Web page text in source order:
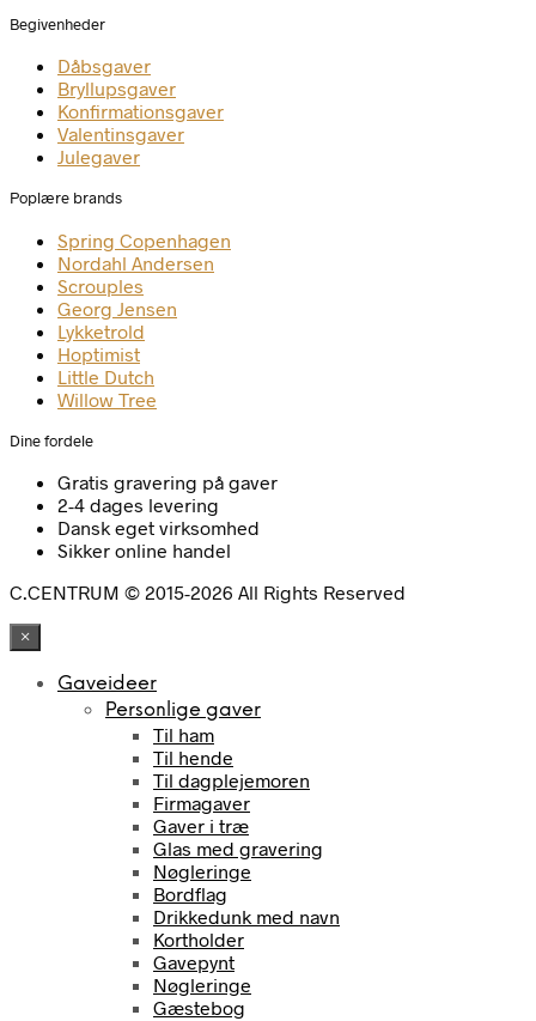
Begivenheder
Dåbsgaver
Bryllupsgaver
Konfirmationsgaver
Valentinsgaver
Julegaver
Poplære brands
Spring Copenhagen
Nordahl Andersen
Scrouples
Georg Jensen
Lykketrold
Hoptimist
Little Dutch
Willow Tree
Dine fordele
Gratis gravering på gaver
2-4 dages levering
Dansk eget virksomhed
Sikker online handel
C.CENTRUM © 2015-2026 All Rights Reserved
×
Gaveideer
Personlige gaver
Til ham
Til hende
Til dagplejemoren
Firmagaver
Gaver i træ
Glas med gravering
Nøgleringe
Bordflag
Drikkedunk med navn
Kortholder
Gavepynt
Nøgleringe
Gæstebog